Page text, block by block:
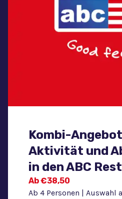
Kombi-
Aktivität und
in den ABC
Ab €38,50
Ab 4 Personen | Auswahl